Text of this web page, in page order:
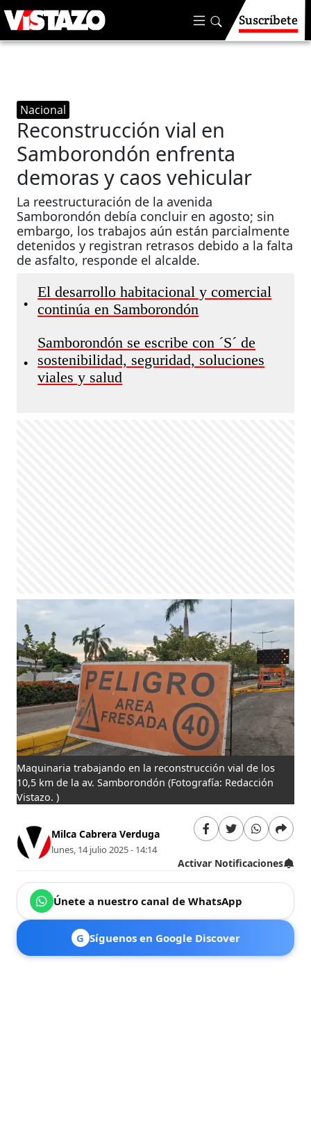
Suscríbete
Nacional
Reconstrucción vial en
Samborondón enfrenta
demoras y caos vehicular
La reestructuración de la avenida
Samborondón debía concluir en agosto; sin
embargo, los trabajos aún están parcialmente
detenidos y registran retrasos debido a la falta
de asfalto, responde el alcalde.
•
El desarrollo habitacional y comercial
continúa en Samborondón
•
Samborondón se escribe con ´S´ de
sostenibilidad, seguridad, soluciones
viales y salud
Maquinaria trabajando en la reconstrucción vial de los
10,5 km de la av. Samborondón (Fotografía: Redacción
Vistazo. )
Milca Cabrera Verduga
lunes, 14 julio 2025 - 14:14
Activar Notificaciones
Únete a nuestro canal de WhatsApp
G Síguenos en Google Discover